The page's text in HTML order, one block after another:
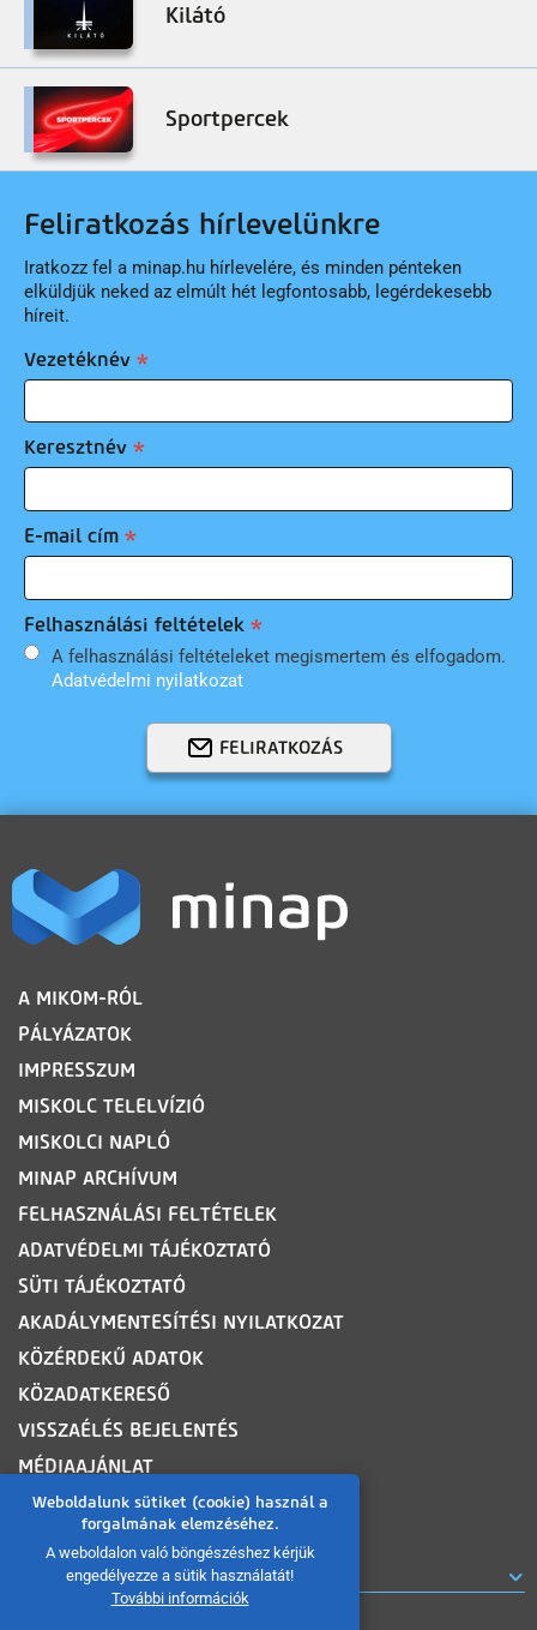
Weboldalunk sütiket (cookie) használ a
forgalmának elemzéséhez.
A weboldalon való böngészéshez kérjük
engedélyezze a sütik használatát!
További információk
Kilátó
Sportpercek
Feliratkozás hírlevelünkre
Iratkozz fel a minap.hu hírlevelére, és minden pénteken
elküldjük neked az elmúlt hét legfontosabb, legérdekesebb
híreit.
Vezetéknév
Keresztnév
E-mail cím
Felhasználási feltételek
A felhasználási feltételeket megismertem és elfogadom.
Adatvédelmi nyilatkozat
FELIRATKOZÁS
LÁBLÉC
A MIKOM-RÓL
PÁLYÁZATOK
IMPRESSZUM
MISKOLC TELELVÍZIÓ
MISKOLCI NAPLÓ
MINAP ARCHÍVUM
FELHASZNÁLÁSI FELTÉTELEK
ADATVÉDELMI TÁJÉKOZTATÓ
SÜTI TÁJÉKOZTATÓ
AKADÁLYMENTESÍTÉSI NYILATKOZAT
KÖZÉRDEKŰ ADATOK
KÖZADATKERESŐ
VISSZAÉLÉS BEJELENTÉS
MÉDIAAJÁNLAT
OLDALTÉRKÉP
ROVATOK